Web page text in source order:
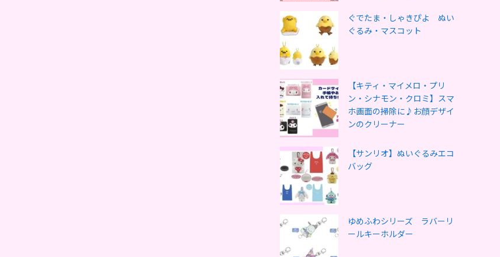
ぐでたま・しゃきぴよ ぬい
ぐるみ・マスコット
【キティ・マイメロ・プリ
ン・シナモン・クロミ】スマ
ホ画面の掃除に♪お顔デザイ
ンのクリーナー
【サンリオ】ぬいぐるみエコ
バッグ
ゆめふわシリーズ ラバーリ
ールキーホルダー